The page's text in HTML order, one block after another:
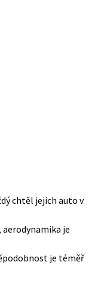
chtěl jejich auto v
aerodynamika je
je téměř